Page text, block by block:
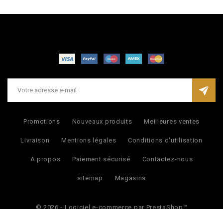
Promotions Nouveaux produits Meilleures ventes
Livraison Mentions légales Conditions d'utilisation
A propos Paiement sécurisé Contactez-nous
sitemap Magasins
© 2026 - Logiciel e-commerce par PrestaShop™